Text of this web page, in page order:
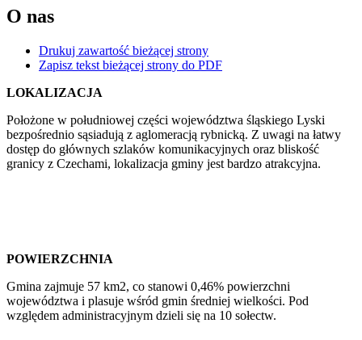
O nas
Drukuj zawartość bieżącej strony
Zapisz tekst bieżącej strony do PDF
LOKALIZACJA
Położone w południowej części województwa śląskiego Lyski
bezpośrednio sąsiadują z aglomeracją rybnicką. Z uwagi na łatwy
dostęp do głównych szlaków komunikacyjnych oraz bliskość
granicy z Czechami, lokalizacja gminy jest bardzo atrakcyjna.
POWIERZCHNIA
Gmina zajmuje 57 km2, co stanowi 0,46% powierzchni
województwa i plasuje wśród gmin średniej wielkości. Pod
względem administracyjnym dzieli się na 10 sołectw.